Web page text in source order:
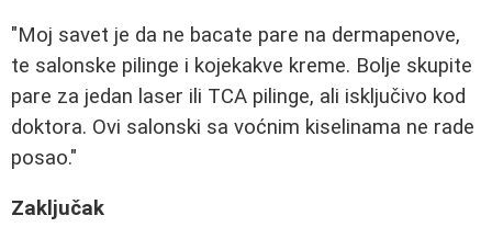
"Moj savet je da ne bacate pare na dermapenove,
te salonske pilinge i kojekakve kreme. Bolje skupite
pare za jedan laser ili TCA pilinge, ali isključivo kod
doktora. Ovi salonski sa voćnim kiselinama ne rade
posao."
Zaključak